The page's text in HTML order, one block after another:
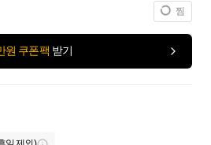
찜
원 쿠폰팩 받기